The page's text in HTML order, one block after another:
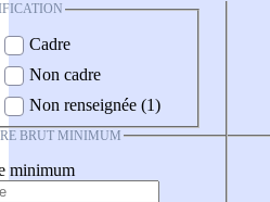
Cadre
Non cadre
Non renseignée (1)
BRUT MINIMUM
minimum